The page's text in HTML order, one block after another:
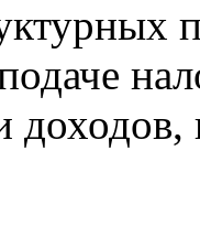
доходов,